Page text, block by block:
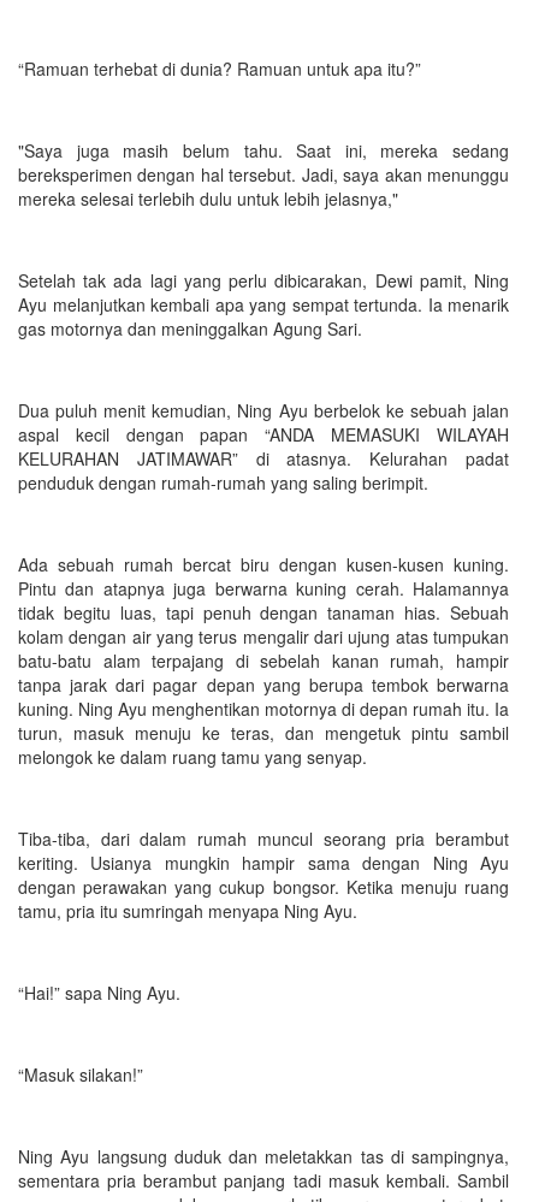
“Ramuan terhebat di dunia? Ramuan untuk apa itu?”
"Saya juga masih belum tahu. Saat ini, mereka sedang
bereksperimen dengan hal tersebut. Jadi, saya akan menunggu
mereka selesai terlebih dulu untuk lebih jelasnya,"
Setelah tak ada lagi yang perlu dibicarakan, Dewi pamit, Ning
Ayu melanjutkan kembali apa yang sempat tertunda. Ia menarik
gas motornya dan meninggalkan Agung Sari.
Dua puluh menit kemudian, Ning Ayu berbelok ke sebuah jalan
aspal kecil dengan papan “ANDA MEMASUKI WILAYAH
KELURAHAN JATIMAWAR” di atasnya. Kelurahan padat
penduduk dengan rumah-rumah yang saling berimpit.
Ada sebuah rumah bercat biru dengan kusen-kusen kuning.
Pintu dan atapnya juga berwarna kuning cerah. Halamannya
tidak begitu luas, tapi penuh dengan tanaman hias. Sebuah
kolam dengan air yang terus mengalir dari ujung atas tumpukan
batu-batu alam terpajang di sebelah kanan rumah, hampir
tanpa jarak dari pagar depan yang berupa tembok berwarna
kuning. Ning Ayu menghentikan motornya di depan rumah itu. Ia
turun, masuk menuju ke teras, dan mengetuk pintu sambil
melongok ke dalam ruang tamu yang senyap.
Tiba-tiba, dari dalam rumah muncul seorang pria berambut
keriting. Usianya mungkin hampir sama dengan Ning Ayu
dengan perawakan yang cukup bongsor. Ketika menuju ruang
tamu, pria itu sumringah menyapa Ning Ayu.
“Hai!” sapa Ning Ayu.
“Masuk silakan!”
Ning Ayu langsung duduk dan meletakkan tas di sampingnya,
sementara pria berambut panjang tadi masuk kembali. Sambil